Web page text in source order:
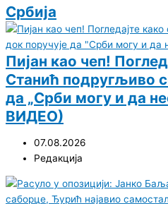
Србија
Пијан као чеп!
Станић подругљиво
да „Срби могу и да
ВИДЕО)
07.08.2026
Редакција